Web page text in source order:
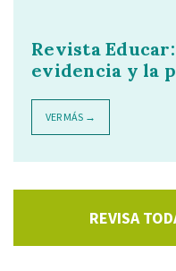
Revista
evidencia y la
VER MÁS →
REVISA